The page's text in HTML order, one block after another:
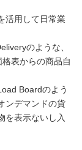
活用して日常業
のような、
表からの商品自
Boardのよう
ンデマンドの貨
を表示ないし入